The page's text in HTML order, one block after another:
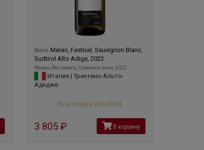
Вино Meran, Festival, Sauvignon Blanc,
Sudtirol Alto Adige, 2022
Меран, Фестиваль, Совиньон Блан, 2022
Италия | Трентино-Альто-
Адидже
Код товара: ПЛ-38724
3 805 В корзину